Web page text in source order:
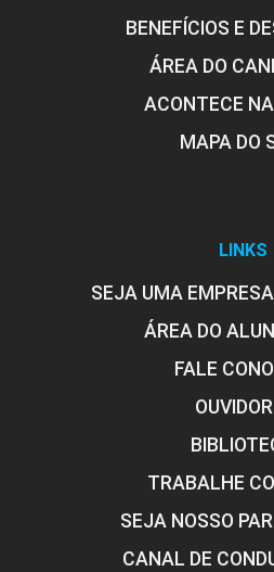
BENEFÍCIOS E
ÁREA DO
ACONTECE
MAPA DO
LINKS
SEJA UMA
ÁREA DO
FALE
TRABALHE
SEJA NOSSO
CANAL DE